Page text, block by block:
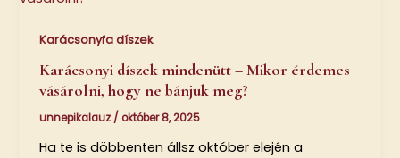
Karácsonyfa díszek
Karácsonyi díszek mindenütt – Mikor érdemes
vásárolni, hogy ne bánjuk meg?
unnepikalauz / október 8, 2025
Ha te is döbbenten állsz október elején a